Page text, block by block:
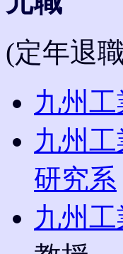
(定年退
九州
九州
研究系
九州